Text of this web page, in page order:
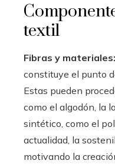
textil
Fibras y materiales:
constituye el punto
Estas pueden
como el algodón, la
sintético, como el
actualidad, la
motivando la